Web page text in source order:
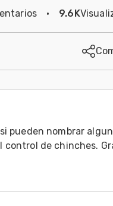
· 9.6K
pueden nombrar
de chinches.